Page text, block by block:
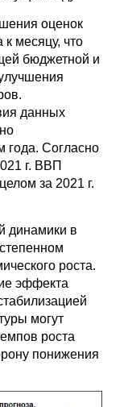
оценок
к месяцу, что
бюджетной и
данных
года. Согласно
г. ВВП
за 2021 г.
динамики в
роста.
эффекта
могут
роста
понижения